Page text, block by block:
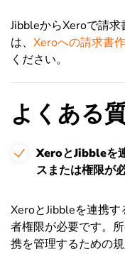
JibbleからXeroで請
は、 Xeroへの請求書
ください。
よくある
XeroとJibbleを
スまたは権限が
XeroとJibbleを連携
者権限が必要です。
携を管理するための